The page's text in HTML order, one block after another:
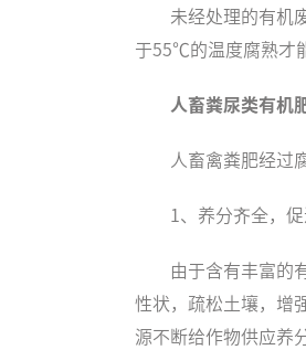
未经处理的有机
于55℃的温度腐熟才
人畜粪尿类有机
人畜禽粪肥经过
1、养分齐全，
由于含有丰富的
性状，疏松土壤，增
源不断给作物供应养